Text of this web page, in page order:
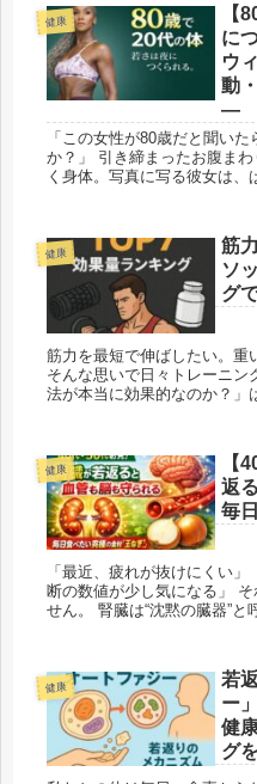
健康
【
に
ウ
動
―
「この女性が80歳だと聞い
か？」 引き締まったお腹まわり、ハリのある肌、しなやかに動
く身体。写真に写る彼女は、
健康
筋
ソ
グ
筋力を最短で伸ばしたい。重
そんな思いで日々トレーニン
法が本当に効果的なのか？」
健康
【
返
毎
「最近、疲れが抜けにくい
断の数値が少し気になる」 それ、腎臓の疲れが原因かもしれま
せん。 腎臓は“沈黙の臓器”と呼ばれ、不調があっても自覚症状
健康
若
ー
健
グ